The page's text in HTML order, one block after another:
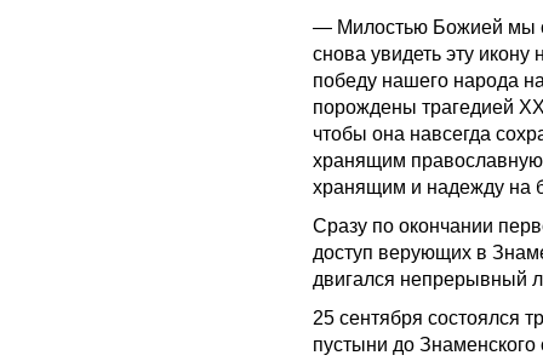
— Милостью Божией мы
снова увидеть эту
победу нашего народа
порождены трагедией
чтобы она навсегда
хранящим православную
хранящим и надежду на
Сразу по окончании
доступ верующих в
двигался непрерывный
25 сентября состоялся
пустыни до